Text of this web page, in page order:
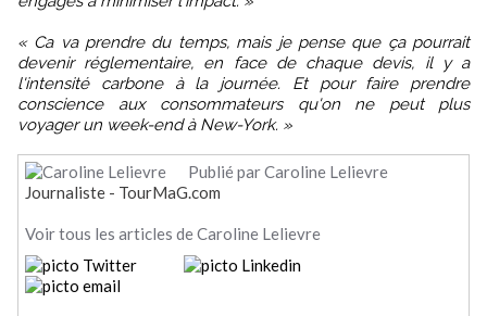
« Ca va prendre du temps, mais je pense que ça pourrait
devenir réglementaire, en face de chaque devis, il y a
l'intensité carbone à la journée. Et pour faire prendre
conscience aux consommateurs qu'on ne peut plus
voyager un week-end à New-York. »
Publié par Caroline Lelievre
Journaliste - TourMaG.com
Voir tous les articles de Caroline Lelievre